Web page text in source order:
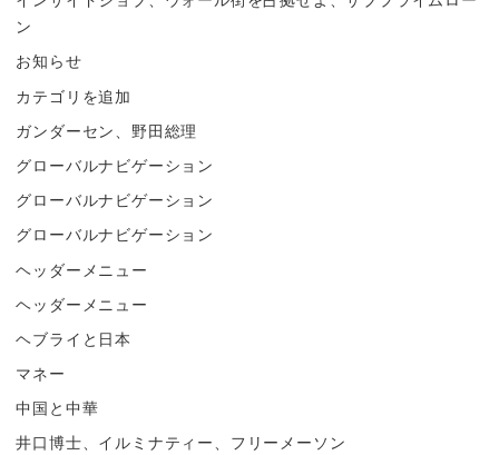
ン
お知らせ
カテゴリを追加
ガンダーセン、野田総理
グローバルナビゲーション
グローバルナビゲーション
グローバルナビゲーション
ヘッダーメニュー
ヘッダーメニュー
ヘブライと日本
マネー
中国と中華
井口博士、イルミナティー、フリーメーソン